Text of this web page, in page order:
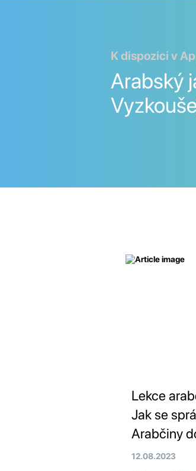
K dispozici v
Arabský
Lekce
Jak se
Arabčiny
12.08.2023